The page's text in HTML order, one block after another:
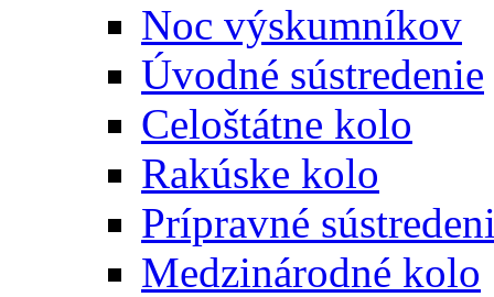
Noc výskumníkov
Úvodné sústredenie
Celoštátne kolo
Rakúske kolo
Prípravné
Medzinárodné kolo